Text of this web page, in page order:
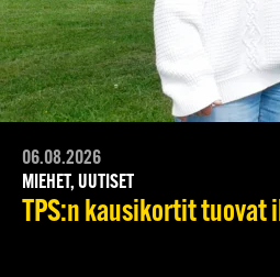
06.08.2026
MIEHET, UUTISET
TPS:n kausikortit tuovat